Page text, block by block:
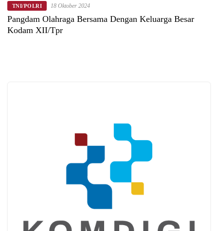
TNI/POLRI 18 Oktober 2024
Pangdam Olahraga Bersama Dengan Keluarga Besar
Kodam XII/Tpr